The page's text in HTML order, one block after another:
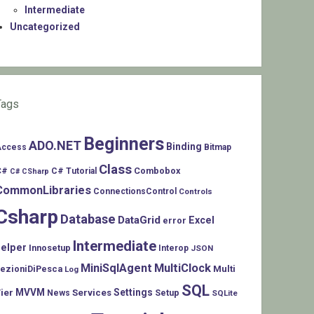
Intermediate
Uncategorized
ADO.NET Beginners Binding Bitmap
C# CSharp C# Tutorial Class Combobox
ConnectionsControl Controls
Database DataGrid error Excel
Innosetup Intermediate Interop JSON
Log MiniSqlAgent MultiClock Multi
MVVM News Services Settings Setup SQL SQLite